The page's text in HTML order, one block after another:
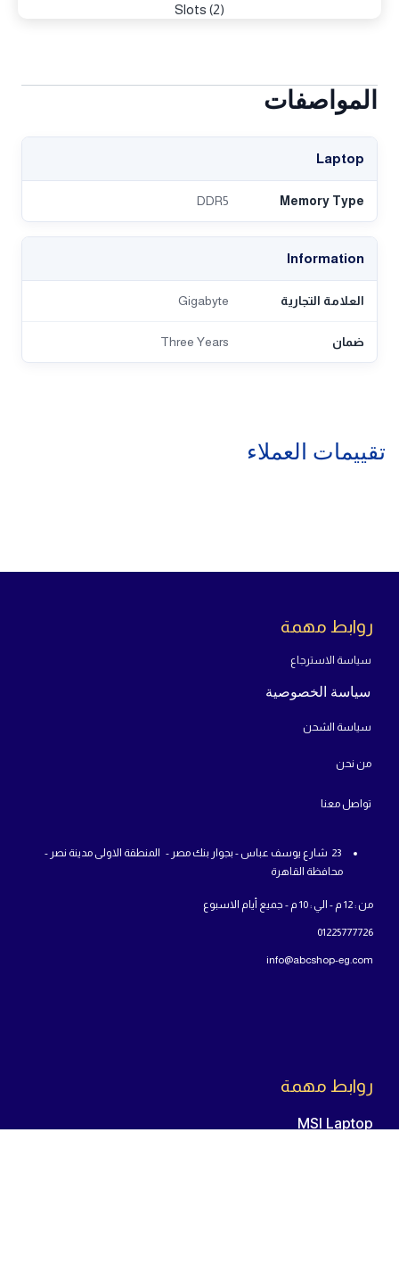
(2) Slots
المواصفات
Laptop
Memory Type
DDR5
Information
العلامة التجارية Gigabyte
ضمان Three Years
تقييمات العملاء
روابط مهمة
سياسة الاسترجاع
سياسة الخصوصية
سياسة الشحن
من نحن
تواص ل معنا
23 شارع يوسف عباس - بجوار بنك مصر - المنطقة الاولى مدينة نصر -
محافظة القاهرة
من : 12 م - الي : 10 م - جميع أيام الاسبوع
01225777726
info@abcshop-eg.com
روابط مهمة
MSI Laptop